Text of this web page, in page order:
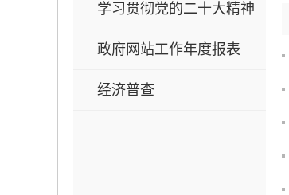
学习贯彻党的二十大精神
政府网站工作年度报表
经济普查